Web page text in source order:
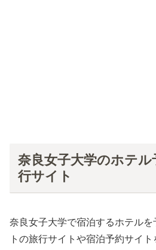
奈良女子大学のホテ
行サイト
奈良女子大学で宿泊するホテル
トの旅行サイトや宿泊予約サイ